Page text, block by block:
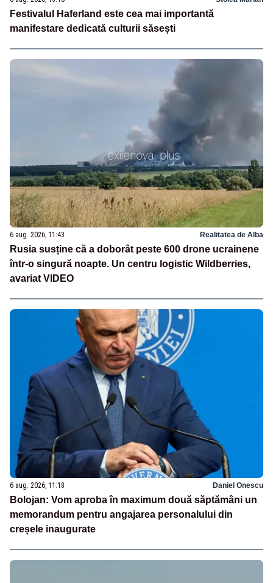
Festivalul Haferland este cea mai importantă
manifestare dedicată culturii săsești
6 aug. 2026, 11:43 Realitatea de Alba
Rusia susține că a doborât peste 600 drone ucrainene
într-o singură noapte. Un centru logistic Wildberries,
avariat VIDEO
6 aug. 2026, 11:18 Daniel Onescu
Bolojan: Vom aproba în maximum două săptămâni un
memorandum pentru angajarea personalului din
creșele inaugurate